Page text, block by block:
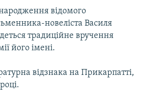
відомого
новеліста Василя
традиційне вручення
його імені.
відзнака на Прикарпатті,